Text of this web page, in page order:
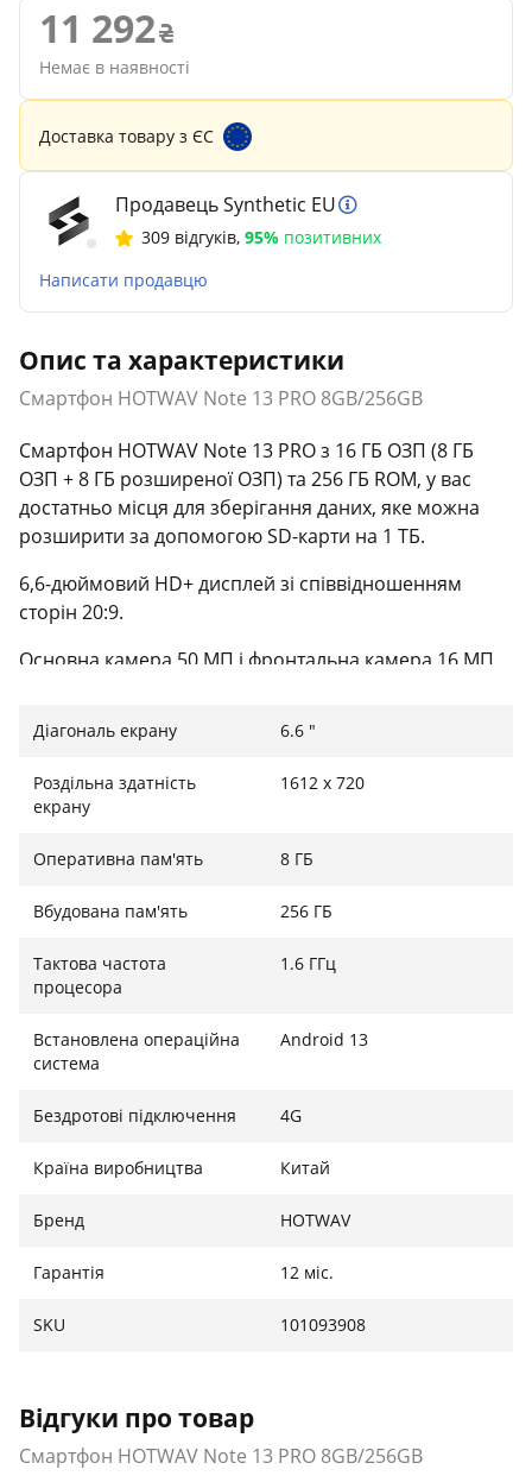
11 292
Немає в наявності
Доставка товару з ЄС
Продавець Synthetic EU
309 відгуків, 95% позитивних
Написати продавцю
Опис та характеристики
Смартфон HOTWAV Note 13 PRO 8GB/256GB
Смартфон HOTWAV Note 13 PRO з 16 ГБ ОЗП (8 ГБ
ОЗП + 8 ГБ розширеної ОЗП) та 256 ГБ ROM, у вас
достатньо місця для зберігання даних, яке можна
розширити за допомогою SD-карти на 1 ТБ.
6,6-дюймовий HD+ дисплей зі співвідношенням
сторін 20:9.
Основна камера 50 МП і фронтальна камера 16 МП.
Акумулятор ємністю 5160 мАг.
Підтримка двох SIM-карт 4G, NFC і GPS.
OTG.
Діагональ екрану 6.6 "
Роздільна здатність
екрану
1612 х 720
Оперативна пам'ять 8 ГБ
Вбудована пам'ять 256 ГБ
Тактова частота
процесора
1.6 ГГц
Встановлена операційна
система
Android 13
Бездротові підключення 4G
Країна виробництва Китай
Бренд HOTWAV
Гарантія 12 міс.
SKU 101093908
Відгуки про товар
Смартфон HOTWAV Note 13 PRO 8GB/256GB